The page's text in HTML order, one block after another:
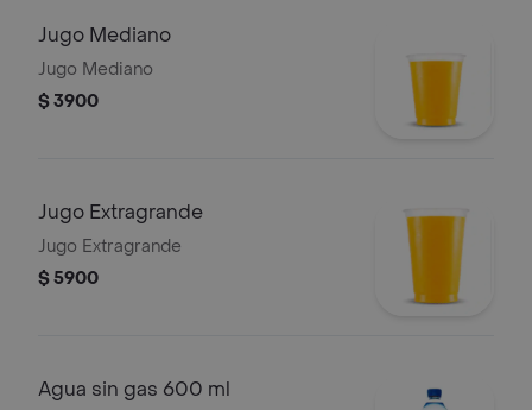
Jugo Mediano
Jugo Mediano
$ 3900
Jugo Extragrande
Jugo Extragrande
$ 5900
Agua sin gas 600 ml